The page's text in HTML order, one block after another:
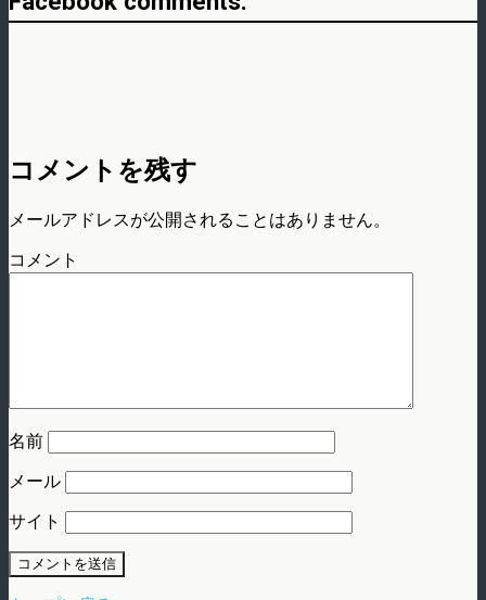
コメントを残す
メールアドレスが公開されることはありません。
コメント
名前
メール
サイト